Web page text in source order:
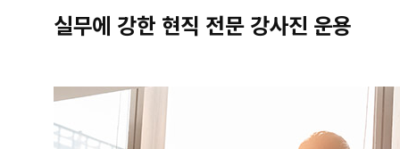
실무에 강한 현직 전문 강사진 운용